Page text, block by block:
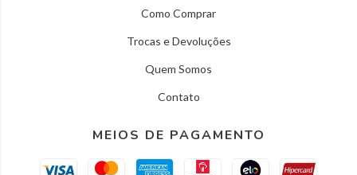
Como Comprar
Trocas e Devoluções
Quem Somos
Contato
MEIOS DE PAGAMENTO